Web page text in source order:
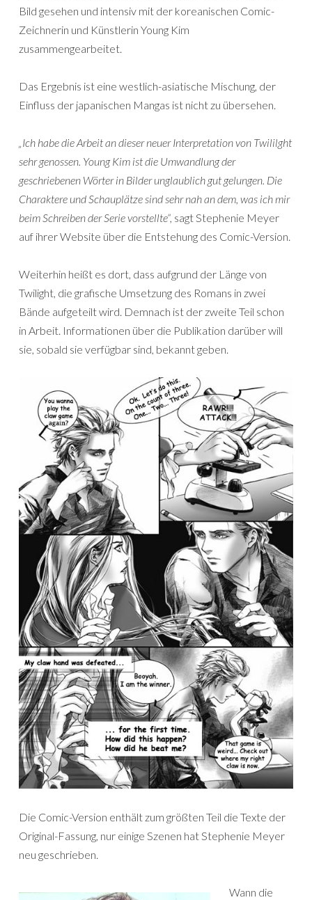
Bild gesehen und intensiv mit der koreanischen Comic-
Zeichnerin und Künstlerin Young Kim
zusammengearbeitet.
Das Ergebnis ist eine westlich-asiatische Mischung, der
Einfluss der japanischen Mangas ist nicht zu übersehen.
„Ich habe die Arbeit an dieser neuer Interpretation von Twililght
sehr genossen. Young Kim ist die Umwandlung der
geschriebenen Wörter in Bilder unglaublich gut gelungen. Die
Charaktere und Schauplätze sind sehr nah an dem, was ich mir
beim Schreiben der Serie vorstellte“, sagt Stephenie Meyer
auf ihrer Website über die Entstehung des Comic-Version.
Weiterhin heißt es dort, dass aufgrund der Länge von
Twilight, die grafische Umsetzung des Romans in zwei
Bände aufgeteilt wird. Demnach ist der zweite Teil schon
in Arbeit. Informationen über die Publikation darüber will
sie, sobald sie verfügbar sind, bekannt geben.
Die Comic-Version enthält zum größten Teil die Texte der
Original-Fassung, nur einige Szenen hat Stephenie Meyer
neu geschrieben.
Wann die